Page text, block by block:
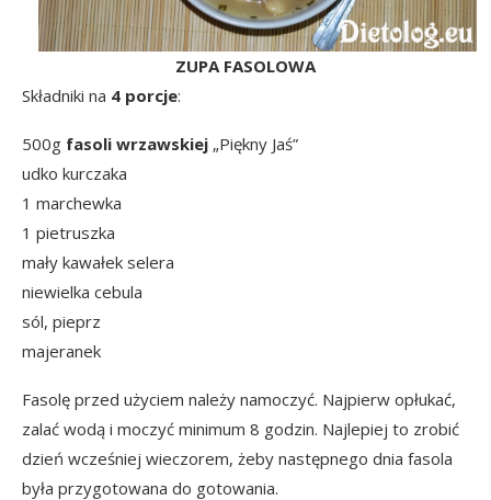
ZUPA FASOLOWA
Składniki na 4 porcje:
500g fasoli wrzawskiej „Piękny Jaś”
udko kurczaka
1 marchewka
1 pietruszka
mały kawałek selera
niewielka cebula
sól, pieprz
majeranek
Fasolę przed użyciem należy namoczyć. Najpierw opłukać,
zalać wodą i moczyć minimum 8 godzin. Najlepiej to zrobić
dzień wcześniej wieczorem, żeby następnego dnia fasola
była przygotowana do gotowania.